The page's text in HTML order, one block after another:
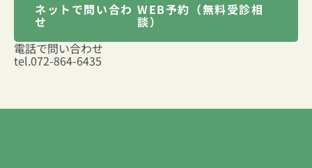
ネットで問い合わ
せ
WEB予約（無料受診相
談）
電話で問い合わせ
tel.072-864-6435